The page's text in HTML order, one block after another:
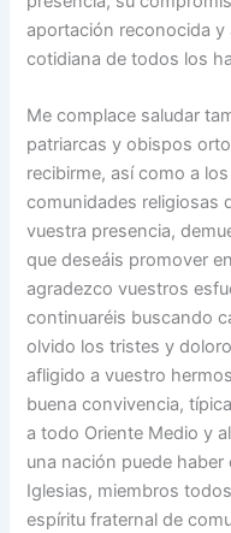
aportación reconocida y
cotidiana de todos los
Me complace saludar
patriarcas y obispos
recibirme, así como a
comunidades religiosas
vuestra presencia,
que deseáis promover
agradezco vuestros
continuaréis buscando
olvido los tristes y
afligido a vuestro
buena convivencia,
a todo Oriente Medio y
una nación puede
Iglesias, miembros
espíritu fraternal de